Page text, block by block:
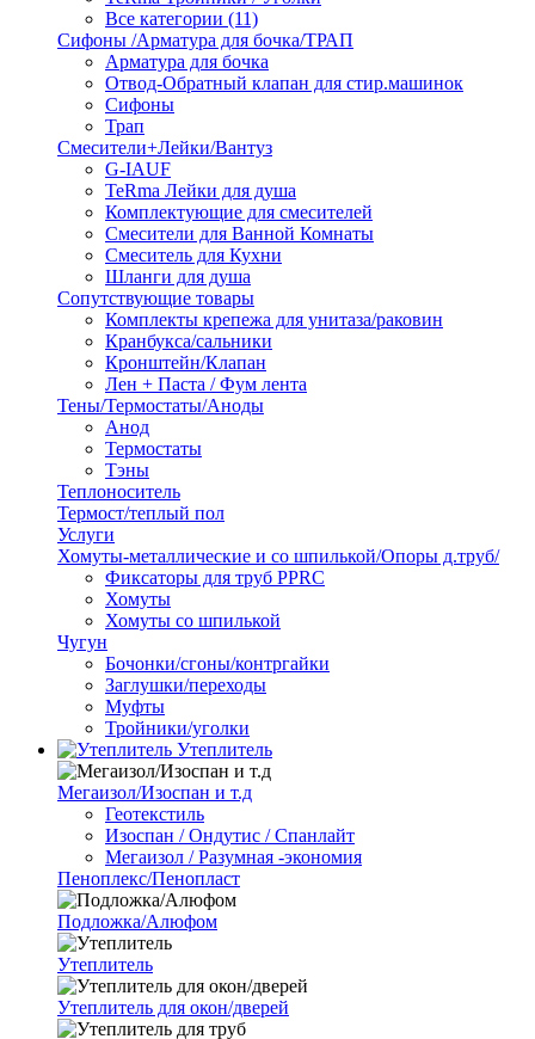
Все категории (11)
Сифоны /Арматура для бочка/ТРАП
Арматура для бочка
Отвод-Обратный клапан для стир.машинок
Сифоны
Трап
Смесители+Лейки/Вантуз
G-IAUF
TeRma Лейки для душа
Комплектующие для смесителей
Смесители для Ванной Комнаты
Смеситель для Кухни
Шланги для душа
Сопутствующие товары
Комплекты крепежа для унитаза/раковин
Кранбукса/сальники
Кронштейн/Клапан
Лен + Паста / Фум лента
Тены/Термостаты/Аноды
Анод
Термостаты
Тэны
Теплоноситель
Термост/теплый пол
Услуги
Хомуты-металлические и со шпилькой/Опоры д.труб/
Фиксаторы для труб PPRC
Хомуты
Хомуты со шпилькой
Чугун
Бочонки/сгоны/контргайки
Заглушки/переходы
Муфты
Тройники/уголки
Утеплитель
Мегаизол/Изоспан и т.д
Геотекстиль
Изоспан / Ондутис / Спанлайт
Мегаизол / Разумная -экономия
Пеноплекс/Пенопласт
Подложка/Алюфом
Утеплитель
Утеплитель для окон/дверей